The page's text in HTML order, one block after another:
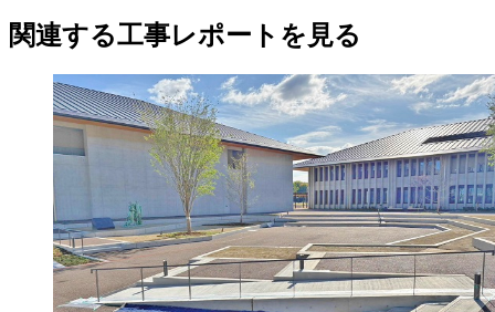
関連する​工事レポートを​見る​